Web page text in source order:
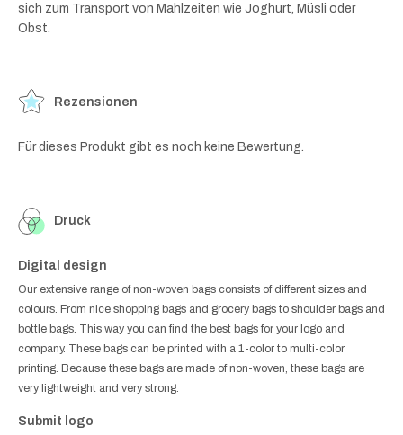
sich zum Transport von Mahlzeiten wie Joghurt, Müsli oder
Obst.
Rezensionen
Für dieses Produkt gibt es noch keine Bewertung.
Druck
Digital design
Our extensive range of non-woven bags consists of different sizes and
colours. From nice shopping bags and grocery bags to shoulder bags and
bottle bags. This way you can find the best bags for your logo and
company. These bags can be printed with a 1-color to multi-color
printing. Because these bags are made of non-woven, these bags are
very lightweight and very strong.
Submit logo